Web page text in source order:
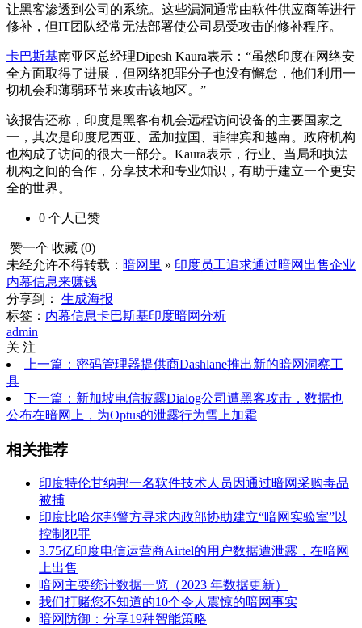
让黑客渗透到公司的系统。这些漏洞通常由软件供应商等进行
修补，但IT团队经常无法部署使公司易受攻击的修补程序。
卡巴斯基南亚区总经理Dipesh Kaura表示：“虽然印度在网络安
全方面取得了进展，但网络犯罪分子也没有懈怠，他们利用一
切机会和薄弱环节来攻击该地区。”
该报告还称，印度是黑客有机会远程访问设备的主要国家之
一，其次是印度尼西亚、孟加拉国、菲律宾和越南。政府机构
也构成了访问的很大一部分。Kaura表示，行业、当局和执法
机构之间的合作，分享技术和专业知识，有助于建立一个更安
全的世界。
0 个人 已赞
赞一个 收藏 (0)
未经允许不得转载： 暗网里 » 印度员工追求通过暗网出售企业
内幕信息来赚钱
分享到：
生成海报
标签： 内幕信息卡巴斯基印度暗网分析
admin
关 注
上一篇：密码管理器提供商Dashlane推出新的暗网洞察工
具
下一篇：新加坡电信披露Dialog公司遭黑客攻击，数据也
公布在暗网上，为Optus的泄露行为雪上加霜
相关推荐
印度特伦甘纳邦一名软件技术人员因通过暗网采购毒品
被捕
印度比哈尔邦警方寻求内政部协助建立“暗网实验室”以
控制犯罪
3.75亿印度电信运营商Airtel的用户数据遭泄露，在暗网
上出售
暗网主要统计数据一览（2023 年数据更新）
我们打赌您不知道的10个令人震惊的暗网事实
暗网防御：分享19种智能策略